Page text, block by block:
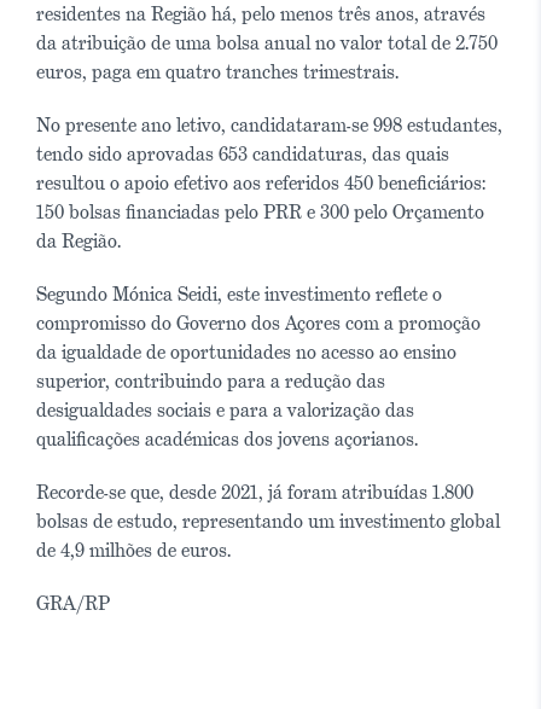
residentes na Região há, pelo menos três anos, através
da atribuição de uma bolsa anual no valor total de 2.750
euros, paga em quatro tranches trimestrais.
No presente ano letivo, candidataram-se 998 estudantes,
tendo sido aprovadas 653 candidaturas, das quais
resultou o apoio efetivo aos referidos 450 beneficiários:
150 bolsas financiadas pelo PRR e 300 pelo Orçamento
da Região.
Segundo Mónica Seidi, este investimento reflete o
compromisso do Governo dos Açores com a promoção
da igualdade de oportunidades no acesso ao ensino
superior, contribuindo para a redução das
desigualdades sociais e para a valorização das
qualificações académicas dos jovens açorianos.
Recorde-se que, desde 2021, já foram atribuídas 1.800
bolsas de estudo, representando um investimento global
de 4,9 milhões de euros.
GRA/RP